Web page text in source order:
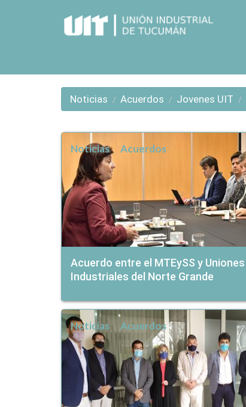
Noticias Acuerdos Jovenes UIT
Noticias Acuerdos
Acuerdo entre el MTEySS y Uniones
Industriales del Norte Grande
Noticias Acuerdos